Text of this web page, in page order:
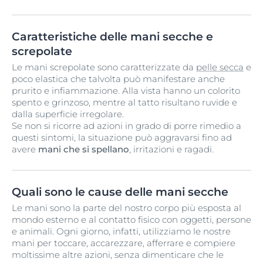
Caratteristiche delle mani secche e
screpolate
Le mani screpolate sono caratterizzate da pelle secca e
poco elastica che talvolta può manifestare anche
prurito e infiammazione. Alla vista hanno un colorito
spento e grinzoso, mentre al tatto risultano ruvide e
dalla superficie irregolare.
Se non si ricorre ad azioni in grado di porre rimedio a
questi sintomi, la situazione può aggravarsi fino ad
avere mani che si spellano, irritazioni e ragadi.
Quali sono le cause delle mani secche
Le mani sono la parte del nostro corpo più esposta al
mondo esterno e al contatto fisico con oggetti, persone
e animali. Ogni giorno, infatti, utilizziamo le nostre
mani per toccare, accarezzare, afferrare e compiere
moltissime altre azioni, senza dimenticare che le